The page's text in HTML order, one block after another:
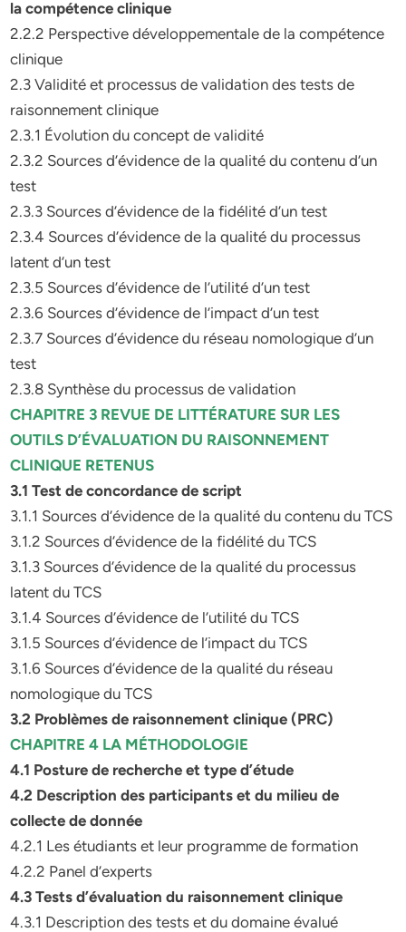
la compétence clinique
2.2.2 Perspective développementale de la compétence
clinique
2.3 Validité et processus de validation des tests de
raisonnement clinique
2.3.1 Évolution du concept de validité
2.3.2 Sources d’évidence de la qualité du contenu d’un
test
2.3.3 Sources d’évidence de la fidélité d’un test
2.3.4 Sources d’évidence de la qualité du processus
latent d’un test
2.3.5 Sources d’évidence de l’utilité d’un test
2.3.6 Sources d’évidence de l’impact d’un test
2.3.7 Sources d’évidence du réseau nomologique d’un
test
2.3.8 Synthèse du processus de validation
CHAPITRE 3 REVUE DE LITTÉRATURE SUR LES
OUTILS D’ÉVALUATION DU RAISONNEMENT
CLINIQUE RETENUS
3.1 Test de concordance de script
3.1.1 Sources d’évidence de la qualité du contenu du TCS
3.1.2 Sources d’évidence de la fidélité du TCS
3.1.3 Sources d’évidence de la qualité du processus
latent du TCS
3.1.4 Sources d’évidence de l’utilité du TCS
3.1.5 Sources d’évidence de l’impact du TCS
3.1.6 Sources d’évidence de la qualité du réseau
nomologique du TCS
3.2 Problèmes de raisonnement clinique (PRC)
CHAPITRE 4 LA MÉTHODOLOGIE
4.1 Posture de recherche et type d’étude
4.2 Description des participants et du milieu de
collecte de donnée
4.2.1 Les étudiants et leur programme de formation
4.2.2 Panel d’experts
4.3 Tests d’évaluation du raisonnement clinique
4.3.1 Description des tests et du domaine évalué